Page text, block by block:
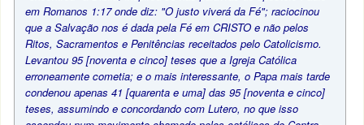
em Romanos 1:17 onde diz: "O justo viverá da Fé"; raciocinou
que a Salvação nos é dada pela Fé em CRISTO e não pelos
Ritos, Sacramentos e Penitências receitados pelo Catolicismo.
Levantou 95 [noventa e cinco] teses que a Igreja Católica
erroneamente cometia; e o mais interessante, o Papa mais tarde
condenou apenas 41 [quarenta e uma] das 95 [noventa e cinco]
teses, assumindo e concordando com Lutero, no que isso